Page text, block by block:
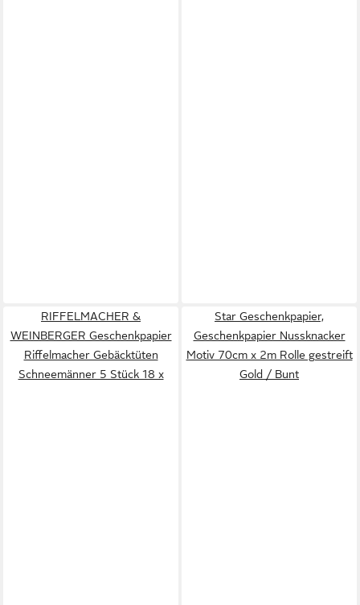
RIFFELMACHER &
WEINBERGER Geschenkpapier
Riffelmacher Gebäcktüten
Schneemänner 5 Stück 18 x
Star Geschenkpapier,
Geschenkpapier Nussknacker
Motiv 70cm x 2m Rolle gestreift
Gold / Bunt